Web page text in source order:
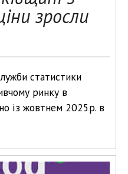
зросли
статистики
ринку в
із жовтнем 2025р. в